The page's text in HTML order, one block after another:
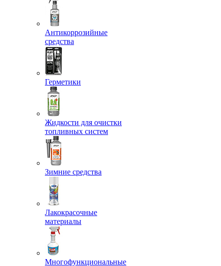
Антикоррозийные
средства
Герметики
Жидкости для очистки
топливных систем
Зимние средства
Лакокрасочные
материалы
Многофункциональные